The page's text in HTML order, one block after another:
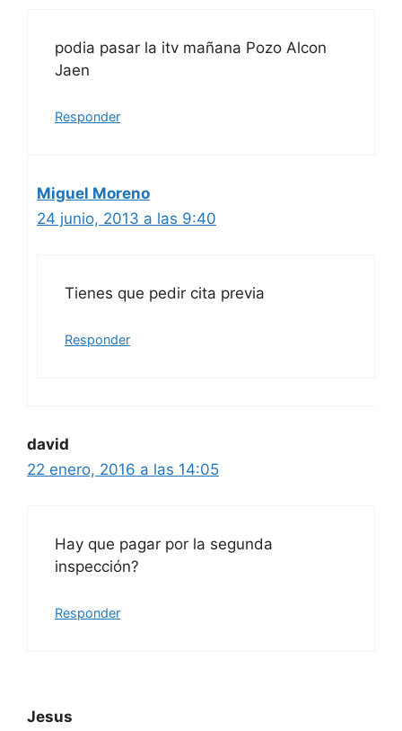
podia pasar la itv mañana Pozo Alcon
Jaen
Responder
Miguel Moreno
24 junio, 2013 a las 9:40
Tienes que pedir cita previa
Responder
david
22 enero, 2016 a las 14:05
Hay que pagar por la segunda
inspección?
Responder
Jesus